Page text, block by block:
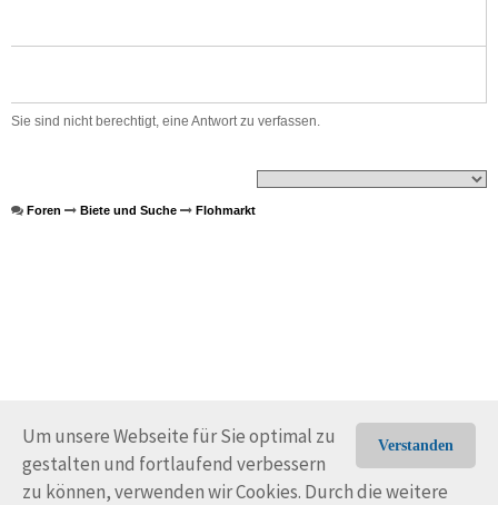
Verstanden
Um unsere Webseite für Sie optimal zu
gestalten und fortlaufend verbessern
zu können, verwenden wir Cookies. Durch die weitere
Sie sind nicht berechtigt, eine Antwort zu verfassen.
Foren Biete und Suche Flohmarkt
© Trans-Ocean e.V. 2010-2026 Impressum